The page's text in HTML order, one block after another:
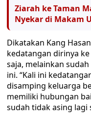
Ziarah ke Taman
Nyekar di Makam
Dikatakan Kang
kedatangan dirinya
saja, melainkan
ini. “Kali ini
disamping keluarga
memiliki hubungan
sudah tidak asing lagi